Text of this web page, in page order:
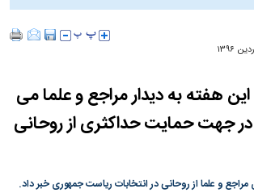
این هفته به دیدار مراجع و علما می
جهت حمایت حداکثری از روحانی
و علما از روحانی در انتخابات ریاست جمهوری خبر داد.